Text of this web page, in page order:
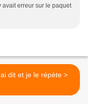
erreur sur le paquet
je l'ai dit et je le répète >